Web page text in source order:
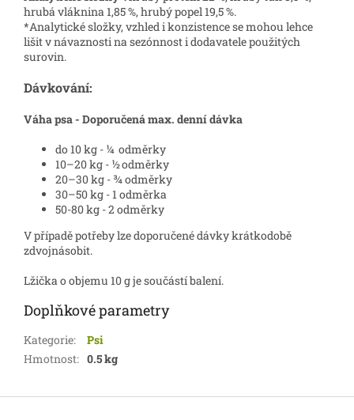
hrubá vláknina 1,85 %, hrubý popel 19,5 %.
*Analytické složky, vzhled i konzistence se mohou lehce
lišit v návaznosti na sezónnost i dodavatele použitých
surovin.
Dávkování:
Váha psa - Doporučená max. denní dávka
do 10 kg - ¼ odměrky
10–20 kg - ½ odměrky
20–30 kg - ¾ odměrky
30–50 kg - 1 odměrka
50-80 kg - 2 odměrky
V případě potřeby lze doporučené dávky krátkodobě
zdvojnásobit.
Lžička o objemu 10 g je součástí balení.
Doplňkové parametry
Kategorie:
Psi
Hmotnost: 0.5 kg
Z